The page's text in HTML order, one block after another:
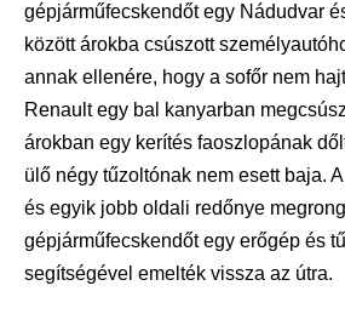
gépjárműfecskendőt egy Nádudvar
között árokba csúszott
annak ellenére, hogy a sofőr nem
Renault egy bal kanyarban
árokban egy kerítés faoszlopának
ülő négy tűzoltónak nem esett baja.
és egyik jobb oldali redőnye
gépjárműfecskendőt egy erőgép és
segítségével emelték vissza az útra.